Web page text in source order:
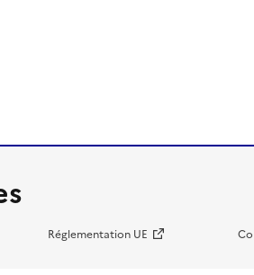
Réglementation UE